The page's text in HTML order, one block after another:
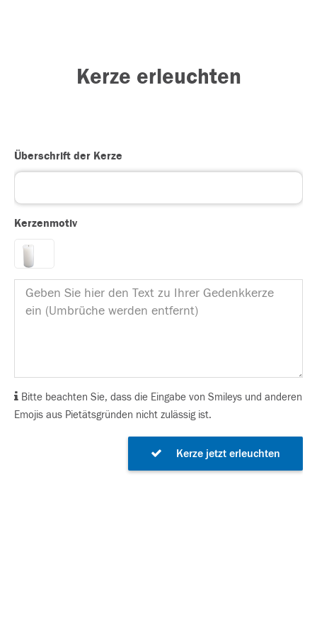
Kerze erleuchten
Überschrift der Kerze
Kerzenmotiv
Bitte beachten Sie, dass die Eingabe von Smileys und anderen
Emojis aus Pietätsgründen nicht zulässig ist.
Kerze jetzt erleuchten